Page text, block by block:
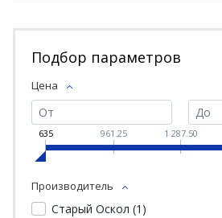
Подбор параметров
Цена
635 961.25 1 287.50
Производитель
Старый Оскол (1 )